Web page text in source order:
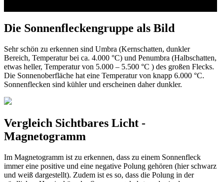
Die Sonnenfleckengruppe als Bild
Sehr schön zu erkennen sind Umbra (Kernschatten, dunkler
Bereich, Temperatur bei ca. 4.000 °C) und Penumbra (Halbschatten,
etwas heller, Temperatur von 5.000 – 5.500 °C ) des großen Flecks.
Die Sonnenoberfläche hat eine Temperatur von knapp 6.000 °C.
Sonnenflecken sind kühler und erscheinen daher dunkler.
Vergleich Sichtbares Licht -
Magnetogramm
Im Magnetogramm ist zu erkennen, dass zu einem Sonnenfleck
immer eine positive und eine negative Polung gehören (hier schwarz
und weiß dargestellt). Zudem ist es so, dass die Polung in der